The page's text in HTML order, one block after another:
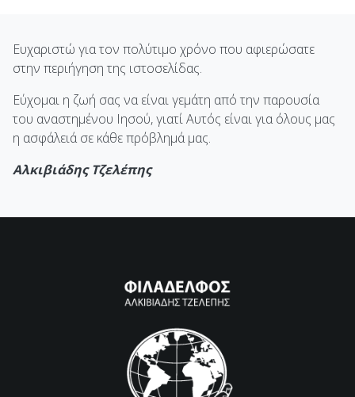
Ευχαριστώ για τον πολύτιμο χρόνο που αφιερώσατε
στην περιήγηση της ιστοσελίδας.
Εύχομαι η ζωή σας να είναι γεμάτη από την παρουσία
του αναστημένου Ιησού, γιατί Αυτός είναι για όλους μας
η ασφάλειά σε κάθε πρόβλημά μας.
Αλκιβιάδης Τζελέπης